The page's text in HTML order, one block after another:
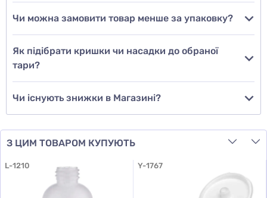
Додати відгук
Чи можна замовити товар менше за упаковку?
Як підібрати кришки чи насадки до обраної
тари?
Чи існують знижки в Магазині?
З ЦИМ ТОВАРОМ КУПУЮТЬ
L-1210 Y-1767